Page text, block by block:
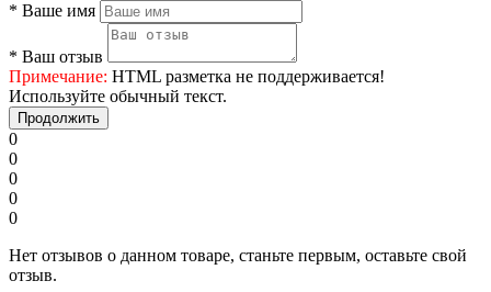
* Ваше имя
* Ваш отзыв
Примечание: HTML разметка не поддерживается!
Используйте обычный текст.
Продолжить
0
0
0
0
0
Нет отзывов о данном товаре, станьте первым, оставьте свой
отзыв.